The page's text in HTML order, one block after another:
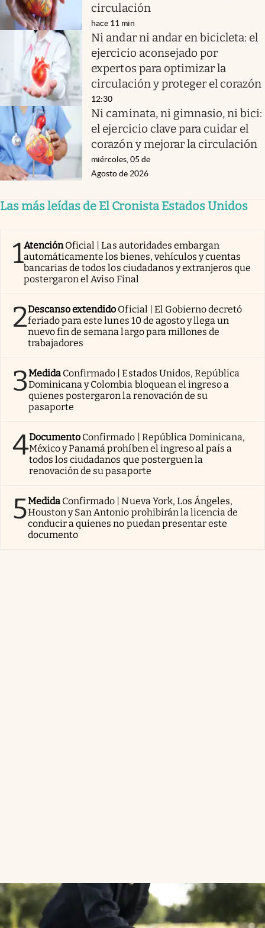
circulación
hace 11 min
Ni andar ni andar en bicicleta: el
ejercicio aconsejado por
expertos para optimizar la
circulación y proteger el corazón
12:30
Ni caminata, ni gimnasio, ni bici:
el ejercicio clave para cuidar el
corazón y mejorar la circulación
miércoles, 05 de
Agosto de 2026
Las más leídas de El Cronista Estados Unidos
1AtenciónOficial | Las autoridades embargan
automáticamente los bienes, vehículos y cuentas
bancarias de todos los ciudadanos y extranjeros que
postergaron el Aviso Final
2Descanso extendido Oficial | El Gobierno decretó
feriado para este lunes 10 de agosto y llega un
nuevo fin de semana largo para millones de
trabajadores
3Medida Confirmado | Estados Unidos, República
Dominicana y Colombia bloquean el ingreso a
quienes postergaron la renovación de su
pasaporte
4Documento Confirmado | República Dominicana,
México y Panamá prohíben el ingreso al país a
todos los ciudadanos que posterguen la
renovación de su pasaporte
5Medida Confirmado | Nueva York, Los Ángeles,
Houston y San Antonio prohibirán la licencia de
conducir a quienes no puedan presentar este
documento